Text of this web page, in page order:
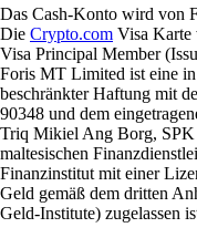
Das Cash-Konto wird von
Die Crypto.com Visa
Visa Principal Member
Foris MT Limited ist eine
beschränkter Haftung mit
90348 und dem
Triq Mikiel Ang Borg, SPK
maltesischen
Finanzinstitut mit einer
Geld gemäß dem dritten
Geld-Institute) zugelassen